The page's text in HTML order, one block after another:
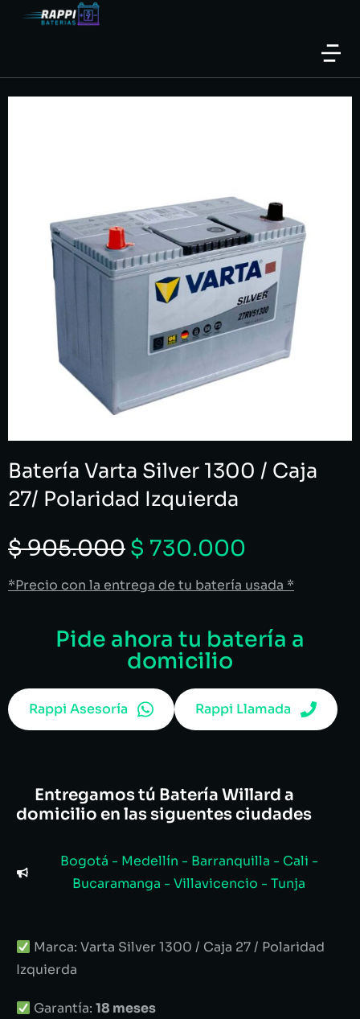
Batería Varta Silver 1300 / Caja
27/ Polaridad Izquierda
$905.000 $ 730.000
*Precio con la entrega de tu batería usada *
Pide ahora tu batería a
domicilio
Rappi Asesoría Rappi Llamada
Entregamos tú Batería Willard a
domicilio en las siguentes ciudades
Bogotá - Medellín - Barranquilla - Cali -
Bucaramanga - Villavicencio - Tunja
Marca: Varta Silver 1300 / Caja 27 / Polaridad
Izquierda
Garantía:18 meses